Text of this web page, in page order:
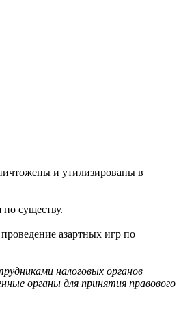
и утилизированы в
существу.
азартных игр по
налоговых органов
органы для принятия правового